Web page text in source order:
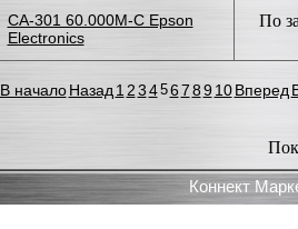
CA-301 60.000M-C Epson
Electronics
По
В начало Назад 1 23456789 10 Вперед
Коннект